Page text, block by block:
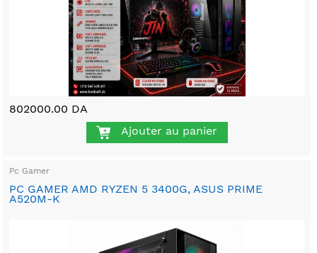
802000.00 DA
Ajouter au panier
Pc Gamer
PC GAMER AMD RYZEN 5 3400G, ASUS PRIME
A520M-K